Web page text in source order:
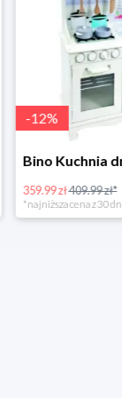
12%
359.99 zł409.99 zł*
*najniższa cena z 30 dni